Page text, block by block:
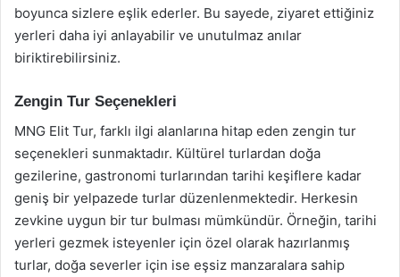
boyunca sizlere eşlik ederler. Bu sayede, ziyaret ettiğiniz
yerleri daha iyi anlayabilir ve unutulmaz anılar
biriktirebilirsiniz.
Zengin Tur Seçenekleri
MNG Elit Tur, farklı ilgi alanlarına hitap eden zengin tur
seçenekleri sunmaktadır. Kültürel turlardan doğa
gezilerine, gastronomi turlarından tarihi keşiflere kadar
geniş bir yelpazede turlar düzenlenmektedir. Herkesin
zevkine uygun bir tur bulması mümkündür. Örneğin, tarihi
yerleri gezmek isteyenler için özel olarak hazırlanmış
turlar, doğa severler için ise eşsiz manzaralara sahip